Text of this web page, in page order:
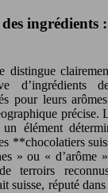
ingrédients
d’ingrédients
pour leurs
précise.
élément
**chocolatiers
» ou « d’arôme
terroirs
suisse, réputé